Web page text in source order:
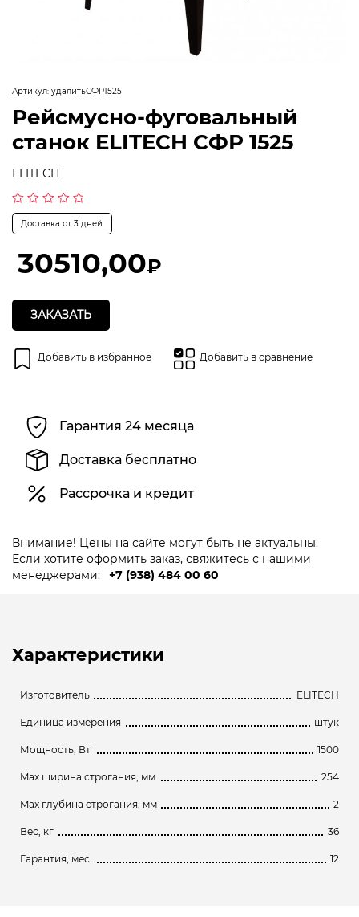
Артикул: удалитьСФР1525
Рейсмусно-фуговальный
станок ELITECH СФР 1525
ELITECH
Оценка
из
Доставка от 3 дней
30510,00₽
ЗАКАЗАТЬ
Добавить в избранное Добавить в сравнение
Гарантия 24 месяца
Доставка бесплатно
Рассрочка и кредит
Внимание! Цены на сайте могут быть не актуальны.
Если хотите оформить заказ, свяжитесь с нашими
менеджерами:
+7 (938) 484 00 60
Характеристики
Изготовитель ELITECH
Единица измерения штук
Мощность, Вт 1500
Max ширина строгания, мм 254
Max глубина строгания, мм 2
Вес, кг 36
Гарантия, мес. 12